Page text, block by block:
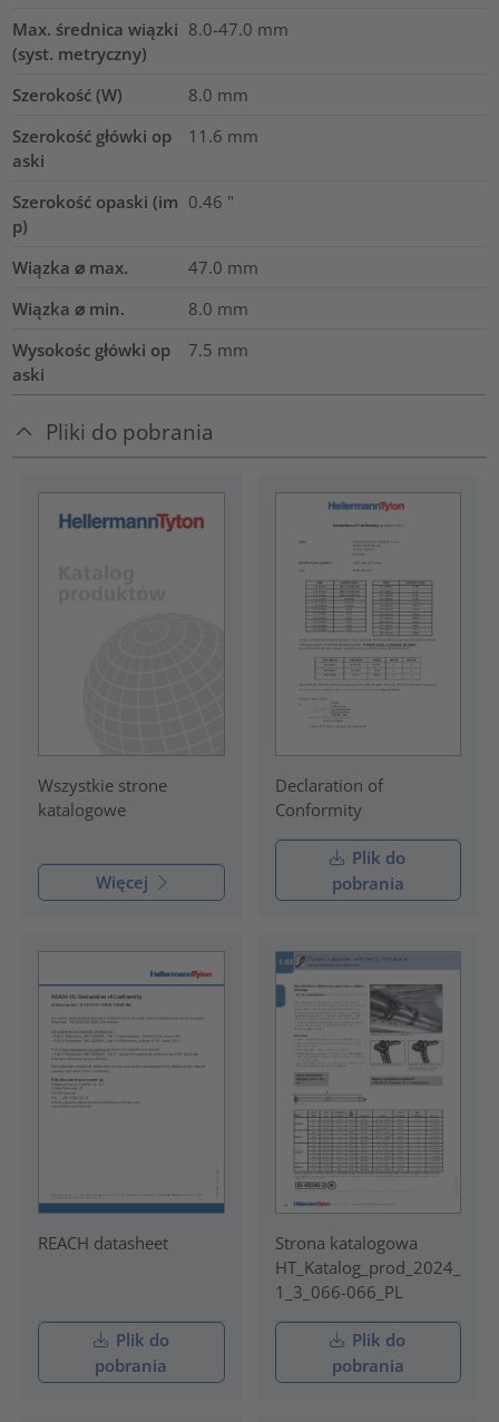
Max. średnica wiązki
(syst. metryczny)
8.0-47.0 mm
Szerokość (W) 8.0 mm
Szerokość główki op
aski
11.6 mm
Szerokość opaski (im
p)
0.46 "
Wiązka ⌀ max. 47.0 mm
Wiązka ⌀ min.
8.0 mm
Wysokośc główki op
aski
7.5 mm
Pliki do pobrania
Wszystkie strone
katalogowe
Więcej
Declaration of
Conformity
Plik do
pobrania
REACH datasheet
Plik do
pobrania
Strona katalogowa
HT_Katalog_prod_2024_
1_3_066-066_PL
Plik do
pobrania